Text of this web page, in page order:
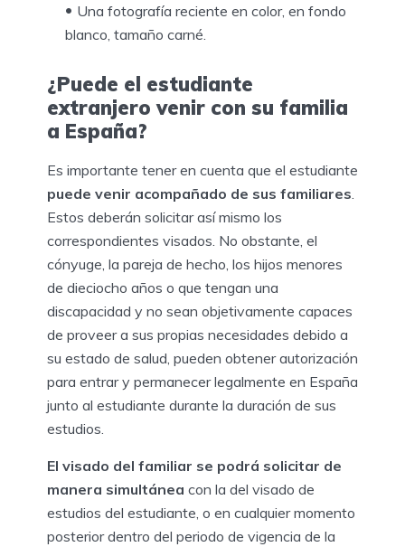
Una fotografía reciente en color, en fondo
blanco, tamaño carné.
¿Puede el estudiante
extranjero venir con su familia
a España?
Es importante tener en cuenta que el estudiante
puede venir acompañado de sus familiares
Estos deberán solicitar así mismo los
correspondientes visados. No obstante, el
cónyuge, la pareja de hecho, los hijos menores
de dieciocho años o que tengan una
discapacidad y no sean objetivamente capaces
de proveer a sus propias necesidades debido a
su estado de salud, pueden obtener autorización
para entrar y permanecer legalmente en España
junto al estudiante durante la duración de sus
estudios.
El visado del familiar se podrá solicitar de
manera simultánea con la del visado de
estudios del estudiante, o en cualquier momento
posterior dentro del periodo de vigencia de la